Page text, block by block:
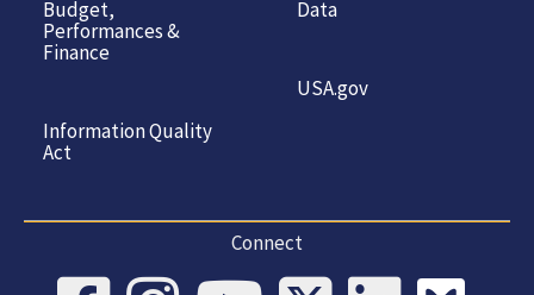
Budget,
Performances &
Finance
Information Quality
Act
Data
USA.gov
Connect